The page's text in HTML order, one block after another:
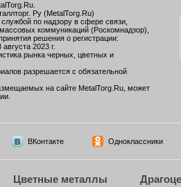
Ру (MetalTorg.Ru)
по надзору в сфере связи,
коммуникаций (Роскомнадзор),
решения о регистрации:
2023 г.
рынка черных, цветных и
разрешается с обязательной
на сайте MetalTorg.Ru, может
ВКонтакте Одноклассники
Цветные металлы